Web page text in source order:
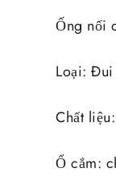
Ống nối
Loại: Đui
Chất
Ổ cắm: